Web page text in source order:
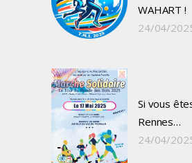
WAHART !
24/04/
Si vous
Rennes…
24/04/